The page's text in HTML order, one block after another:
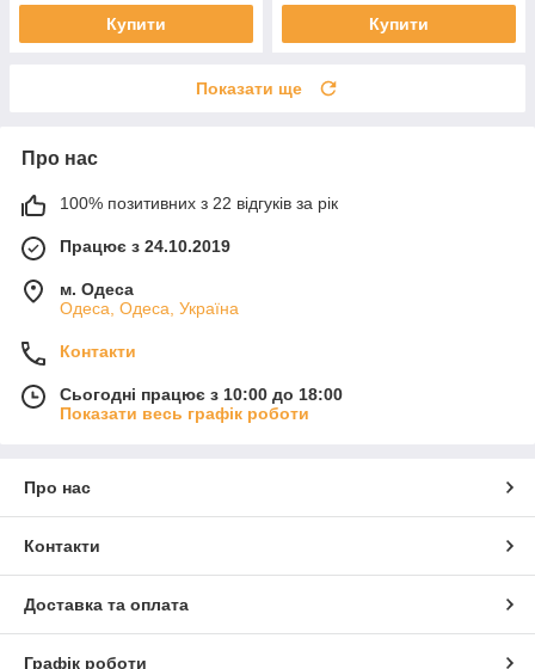
Купити Купити
Показати ще
Про нас
100% позитивних з 22 відгуків за рік
Працює з 24.10.2019
м. Одеса
Одеса, Одеса, Україна
Контакти
Сьогодні працює з 10:00 до 18:00
Показати весь графік роботи
Про нас
Контакти
Доставка та оплата
Графік роботи